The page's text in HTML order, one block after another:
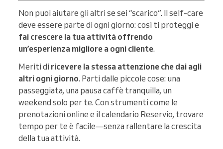
Non puoi aiutare gli altri se sei “scarico”. Il self-care
deve essere parte di ogni giorno: così ti proteggi e
fai crescere la tua attività offrendo
un’esperienza migliore a ogni cliente.
Meriti di ricevere la stessa attenzione che dai agli
altri ogni giorno. Parti dalle piccole cose: una
passeggiata, una pausa caffè tranquilla, un
weekend solo per te. Con strumenti come le
prenotazioni online e il calendario Reservio, trovare
tempo per te è facile—senza rallentare la crescita
della tua attività.